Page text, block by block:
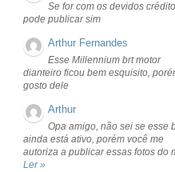
Se for com os devidos
pode publicar sim
Arthur Fernandes
Esse Millennium brt motor
dianteiro ficou bem esquisito,
gosto dele
Arthur
Opa amigo, não sei se esse
ainda está ativo, porém você me
autoriza a publicar essas fotos do
Ler »